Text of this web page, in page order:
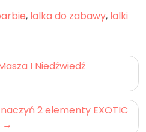
, lalka do zabawy, lalki
I Niedźwiedź
2 elementy EXOTIC